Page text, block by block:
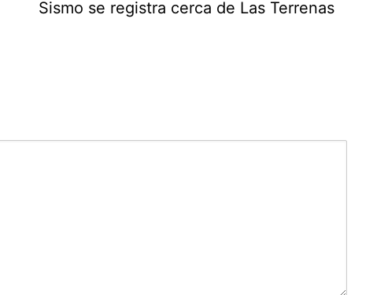
Sismo se registra cerca de Las Terrenas